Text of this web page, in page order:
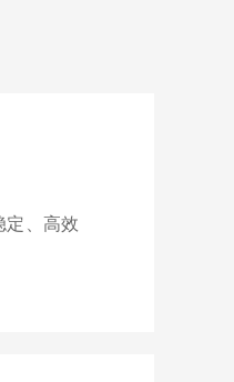
定、高效